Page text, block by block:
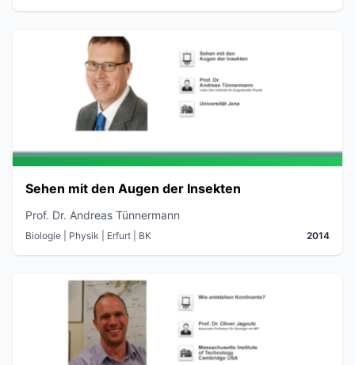
Sehen mit den Augen der Insekten
Prof. Dr. Andreas Tünnermann
Biologie | Physik | Erfurt | BK 2014